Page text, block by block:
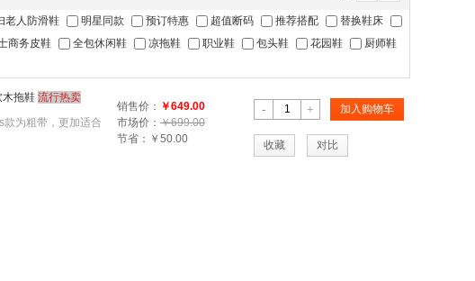
老人防滑鞋 明星同款 预订特惠 超值断码 推荐搭配
替换鞋床
商务皮鞋 全包休闲鞋 凉拖鞋 职业鞋 包头鞋 花园鞋
厨师鞋
- + 加入购物车
收藏 对比
销售价： ￥649.00
市场价： ￥699.00
节省： ￥50.00
木拖鞋 流行热卖
为粗带，更加适合